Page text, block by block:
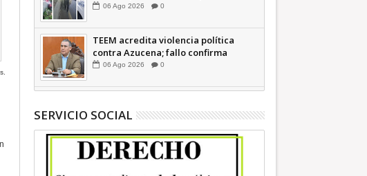
INFORMATIVA
06 Ago 2026 0
TEEM acredita violencia política
contra Azucena; fallo confirma
guerra sucia: Octavio Martínez
06 Ago 2026 0
SERVICIO SOCIAL